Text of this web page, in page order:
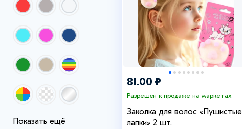
Показать ещё
81.00 ₽
Разрешён к продаже на маркетах
Заколка для волос «Пушистые
лапки» 2 шт.